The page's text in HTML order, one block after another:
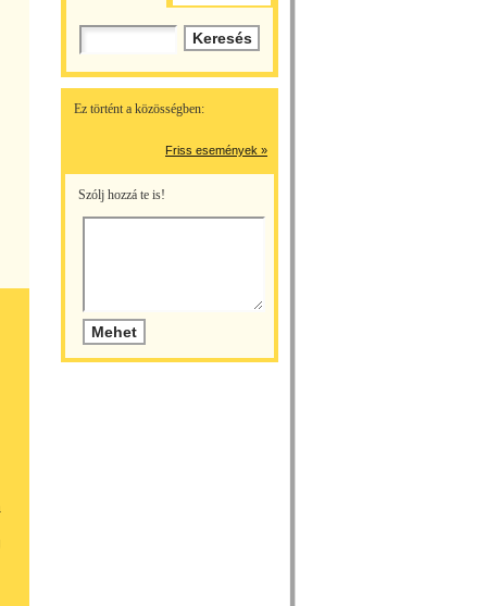
Ez történt a közösségben:
Friss események »
Szólj hozzá te is!